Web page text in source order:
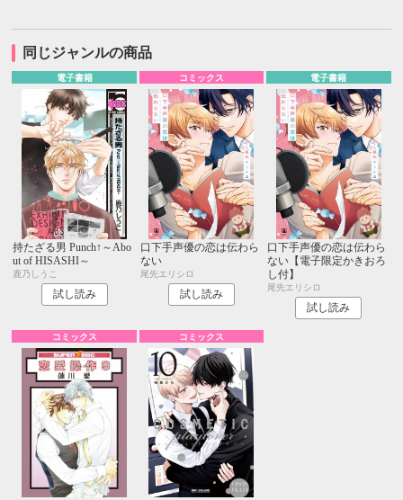
同じジャンルの商品
電子書籍
持たざる男 Punch↑～Abo
ut of HISASHI～
鹿乃しうこ
試し読み
コミックス
口下手声優の恋は伝わら
ない
尾先エリシロ
試し読み
電子書籍
口下手声優の恋は伝わら
ない【電子限定かきおろ
し付】
尾先エリシロ
試し読み
コミックス コミックス